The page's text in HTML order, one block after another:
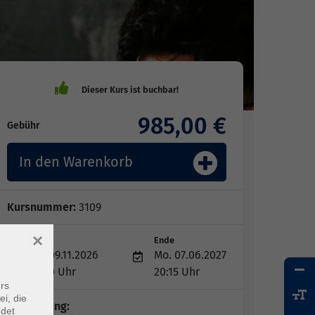
Gebühr 985,00 €
In den Warenkorb
Kursnummer: 3109
Start
Mo. 09.11.2026
18:00 Uhr
Ende
Mo. 07.06.2027
20:15 Uhr
Kursleitung:
die
×